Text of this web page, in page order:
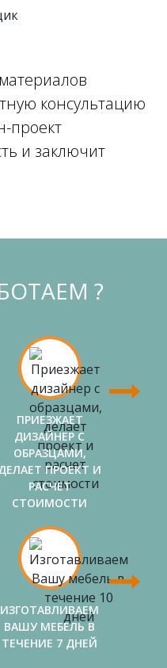
консультацию
проект
и заключит
?
ПРИЕЗЖАЕТ
ДИЗАЙНЕР С
ОБРАЗЦАМИ,
ПРОЕКТ И
РАСЧЕТ
СТОИМОСТИ
ИЗГОТАВЛИВАЕМ
ВАШУ МЕБЕЛЬ В
ТЕЧЕНИЕ 7 ДНЕЙ